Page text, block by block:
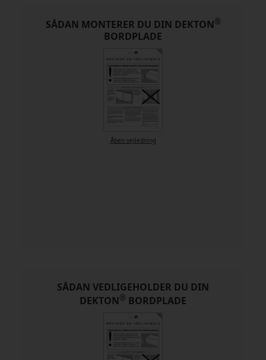
SÅDAN MONTERER DU DIN DEKTON®
BORDPLADE
Åben vejledning
SÅDAN VEDLIGEHOLDER DU DIN
DEKTON® BORDPLADE